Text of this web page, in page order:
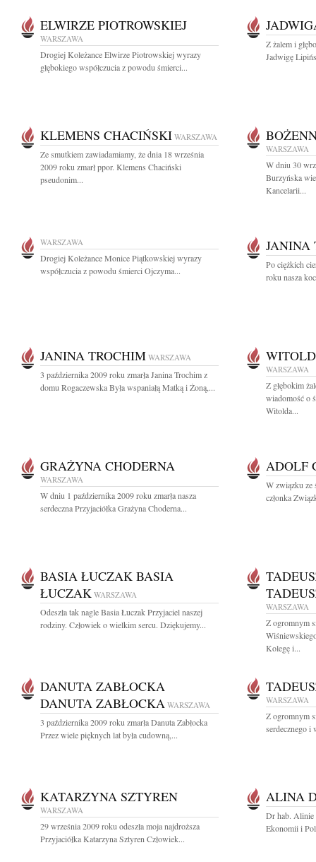
ELWIRZE PIOTROWSKIEJ
WARSZAWA
Drogiej Koleżance Elwirze Piotrowskiej wyrazy
głębokiego współczucia z powodu śmierci...
Z żalem i
Jadwigę
KLEMENS CHACIŃSKI WARSZAWA
Ze smutkiem zawiadamiamy, że dnia 18 września
2009 roku zmarł ppor. Klemens Chaciński
pseudonim...
WARSZAWA
W dniu 30
Burzyńska
Kancelarii...
WARSZAWA
Drogiej Koleżance Monice Piątkowskiej wyrazy
współczucia z powodu śmierci Ojczyma...
JANINA
Po ciężkich
roku nasza
JANINA TROCHIM WARSZAWA
3 października 2009 roku zmarła Janina Trochim z
domu Rogaczewska Była wspaniałą Matką i Żoną,...
WARSZAWA
Z głębokim
wiadomość o
Witolda...
GRAŻYNA CHODERNA
WARSZAWA
W dniu 1 października 2009 roku zmarła nasza
serdeczna Przyjaciółka Grażyna Choderna...
ADOLF
W związku ze
członka
BASIA ŁUCZAK BASIA
ŁUCZAK WARSZAWA
Odeszła tak nagle Basia Łuczak Przyjaciel naszej
rodziny. Człowiek o wielkim sercu. Dziękujemy...
WARSZAWA
Z ogromnym
Kolegę i...
DANUTA ZABŁOCKA
DANUTA ZABŁOCKA WARSZAWA
3 października 2009 roku zmarła Danuta Zabłocka
Przez wiele pięknych lat była cudowną,...
WARSZAWA
Z ogromnym
serdecznego i
KATARZYNA SZTYREN
WARSZAWA
29 września 2009 roku odeszła moja najdroższa
Przyjaciółka Katarzyna Sztyren Człowiek...
ALINA
Dr hab.
Ekonomii i